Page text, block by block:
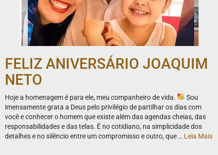
FELIZ ANIVERSÁRIO JOAQUIM
NETO
Hoje a homenagem é para ele, meu companheiro de vida.
Sou
imensamente grata a Deus pelo privilégio de partilhar os dias com
você e conhecer o homem que existe além das agendas cheias, das
responsabilidades e das telas. É no cotidiano, na simplicidade dos
detalhes e no silêncio entre um compromisso e outro, que … Leia Mais